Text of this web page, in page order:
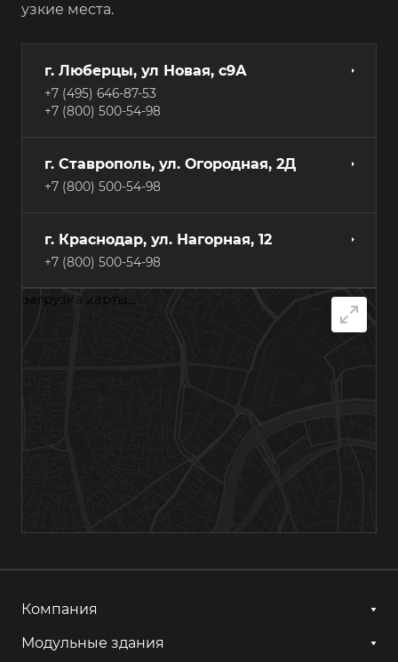
узкие места.
г. Люберцы, ул Новая, с9А
+7 (495) 646-87-53
+7 (800) 500-54-98
г. Ставрополь, ул. Огородная, 2Д
+7 (800) 500-54-98
г. Краснодар, ул. Нагорная, 12
+7 (800) 500-54-98
г. Ижевск, ул. Аграрная, 13
+7 (800) 500-54-98
загрузка карты...
Компания
Модульные здания